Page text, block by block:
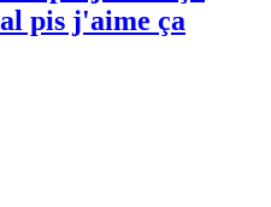
pis j'aime ça